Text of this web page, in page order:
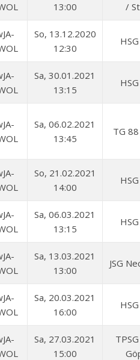
13:00
/
So, 13.12.2020
12:30
Sa, 30.01.2021
13:15
Sa, 06.02.2021
13:45
TG
So, 21.02.2021
14:00
Sa, 06.03.2021
13:15
Sa, 13.03.2021
13:00
JSG
Sa, 20.03.2021
16:00
Sa, 27.03.2021
15:00